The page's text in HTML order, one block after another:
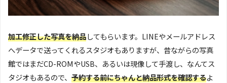
加工修正した写真を納品してもらいます。LINEやメールアドレス
へデータで送ってくれるスタジオもありますが、昔ながらの写真
館ではまだCD-ROMやUSB、あるいは現像して手渡し、なんてス
タジオもあるので、 予約する前にちゃんと納品形式を確認するよ